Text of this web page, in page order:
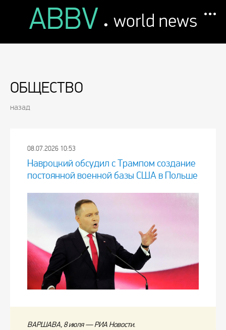
ABBV . world news
ОБЩЕСТВО
назад
08.07.2026 10:53
Навроцкий обсудил с Трампом создание
постоянной военной базы США в Польше
ВАРШАВА, 8 июля — РИА Новости.